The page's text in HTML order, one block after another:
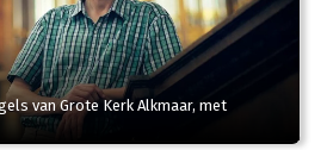
van Grote Kerk Alkmaar, met